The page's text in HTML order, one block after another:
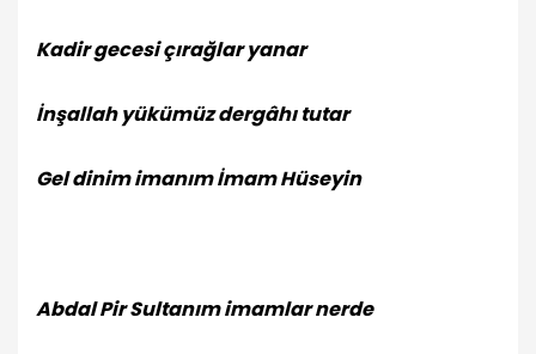
Kadir gecesi çırağlar yanar
İnşallah yükümüz dergâhı tutar
Gel dinim imanım İmam Hüseyin
Abdal Pir Sultanım imamlar nerde